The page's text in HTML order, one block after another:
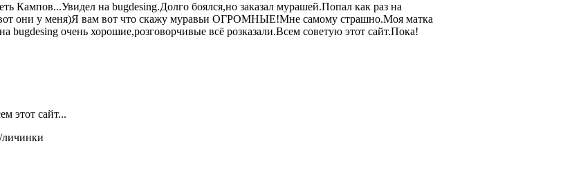
Кампов...Увидел на bugdesing.Долго боялся,но заказал мурашей.Попал как раз на
они у меня)Я вам вот что скажу муравьи ОГРОМНЫЕ!Мне самому страшно.Моя матка
bugdesing очень хорошие,розговорчивые всё розказали.Всем советую этот сайт.Пока!
этот сайт...
личинки